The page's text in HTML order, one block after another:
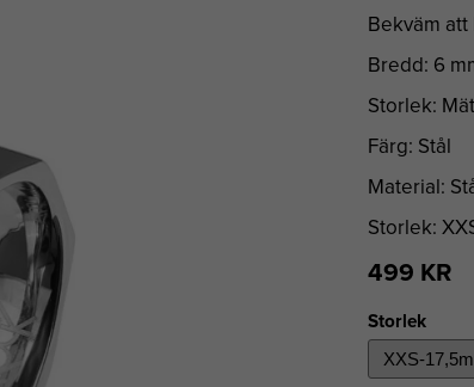
Bekväm
Bredd: 6
Storlek:
Färg: Stål
Material:
Storlek:
499 KR
Storlek